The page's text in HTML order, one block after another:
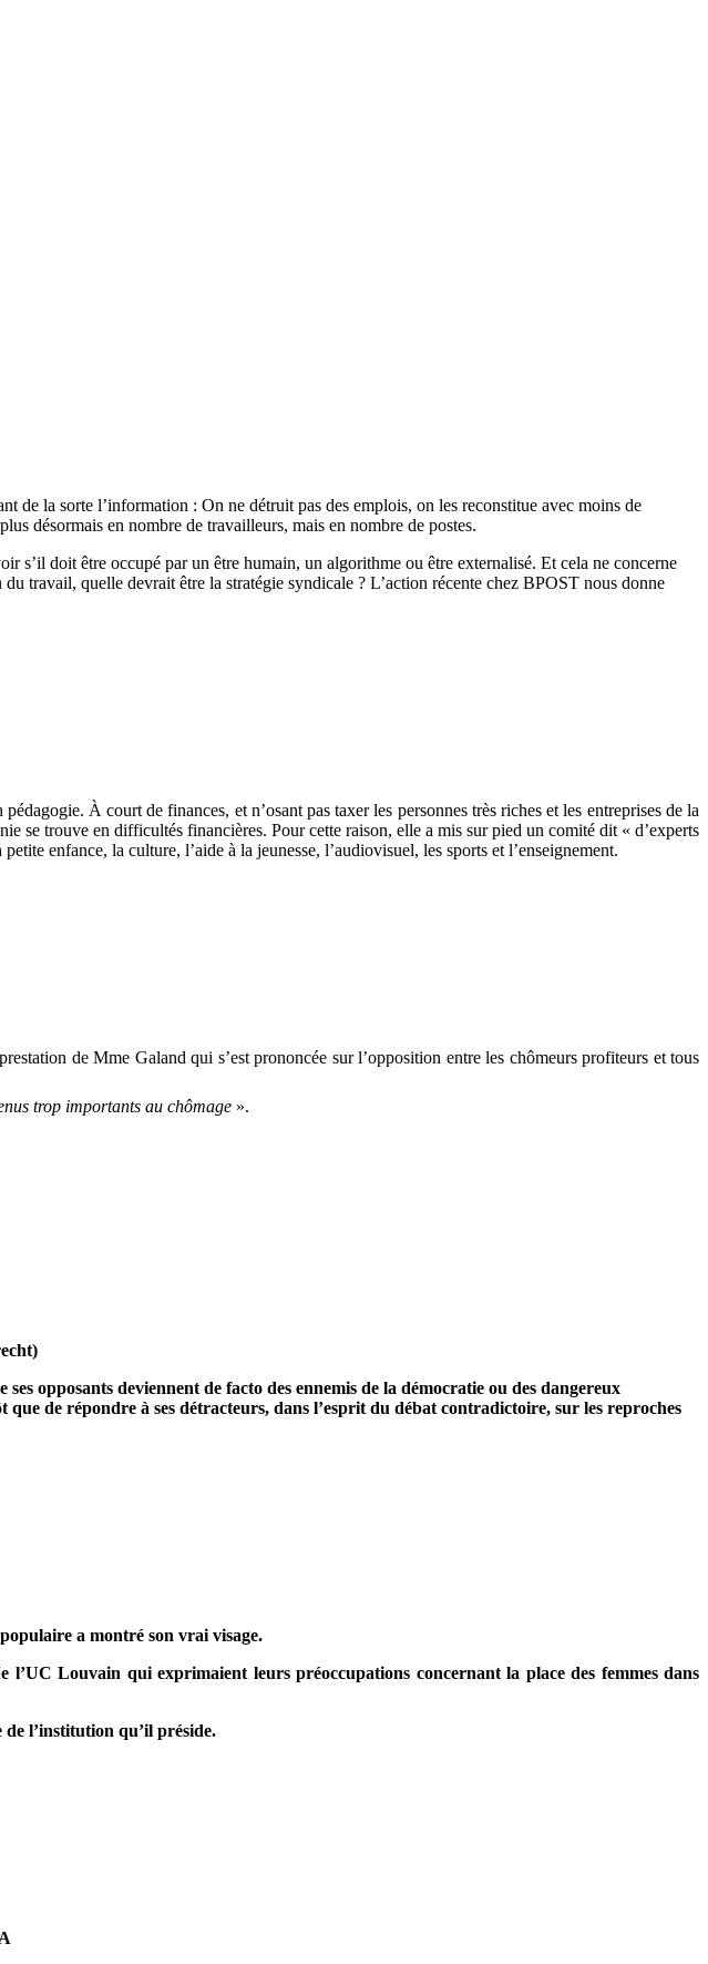
de la sorte l’information : On ne détruit pas des emplois, on les reconstitue avec moins de
désormais en nombre de travailleurs, mais en nombre de postes.
s’il doit être occupé par un être humain, un algorithme ou être externalisé. Et cela ne concerne
travail, quelle devrait être la stratégie syndicale ? L’action récente chez BPOST nous donne
À court de finances, et n’osant pas taxer les personnes très riches et les entreprises de la
se trouve en difficultés financières. Pour cette raison, elle a mis sur pied un comité dit « d’experts
enfance, la culture, l’aide à la jeunesse, l’audiovisuel, les sports et l’enseignement.
de Mme Galand qui s’est prononcée sur l’opposition entre les chômeurs profiteurs et tous
trop importants au chômage ».
opposants deviennent de facto des ennemis de la démocratie ou des dangereux
de répondre à ses détracteurs, dans l’esprit du débat contradictoire, sur les reproches
a montré son vrai visage.
Louvain qui exprimaient leurs préoccupations concernant la place des femmes dans
de l’institution qu’il préside.